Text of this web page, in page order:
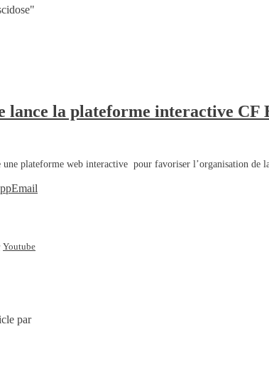
lance la plateforme interactive CF
une plateforme web interactive pour favoriser l’organisation de
Email
Youtube
par